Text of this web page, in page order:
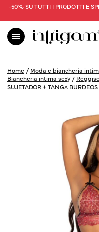
-50% SU TUTTI I PRODOTTI E
Home / Moda e biancheria
Biancheria intima sexy /
SUJETADOR + TANGA BURDEOS